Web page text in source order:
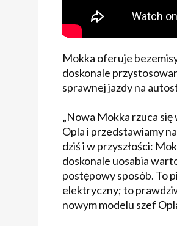
Mokka oferuje
doskonale
sprawnej jazdy na
„Nowa Mokka rzuca
Opla i przedstawiamy
dziś i w przyszłości:
doskonale uosabia
postępowy sposób. To
elektryczny; to
nowym modelu szef